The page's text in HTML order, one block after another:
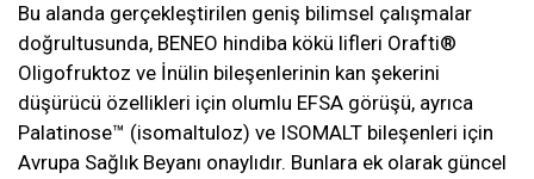
Bu alanda gerçekleştirilen geniş bilimsel çalışmalar
doğrultusunda, BENEO hindiba kökü lifleri Orafti®
Oligofruktoz ve İnülin bileşenlerinin kan şekerini
düşürücü özellikleri için olumlu EFSA görüşü, ayrıca
Palatinose™ (isomaltuloz) ve ISOMALT bileşenleri için
Avrupa Sağlık Beyanı onaylıdır. Bunlara ek olarak güncel